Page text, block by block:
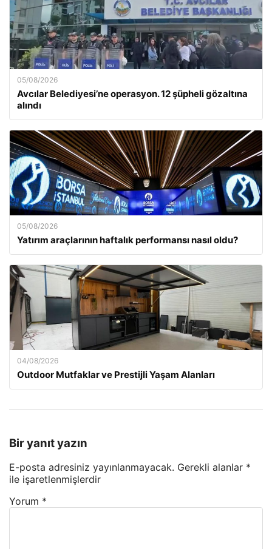
05/08/2026
Avcılar Belediyesi’ne operasyon. 12 şüpheli gözaltına
alındı
05/08/2026
Yatırım araçlarının haftalık performansı nasıl oldu?
04/08/2026
Outdoor Mutfaklar ve Prestijli Yaşam Alanları
Bir yanıt yazın
E-posta adresiniz yayınlanmayacak. Gerekli alanlar *
ile işaretlenmişlerdir
Yorum *